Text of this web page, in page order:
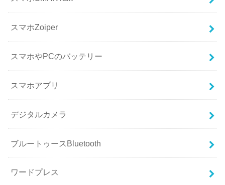
スマホZoiper
スマホやPCのバッテリー
スマホアプリ
デジタルカメラ
ブルートゥースBluetooth
ワードプレス